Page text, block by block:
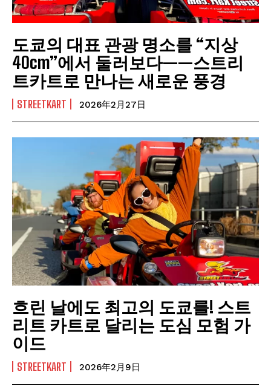
도쿄의 대표 관광 명소를 “지상
40cm”에서 둘러보다——스트리
트카트로 만나는 새로운 풍경
STREETKART 2026年2月27日
흐린 날에도 최고의 도쿄를! 스트
리트 카트로 달리는 도심 모험 가
이드
STREETKART 2026年2月9日